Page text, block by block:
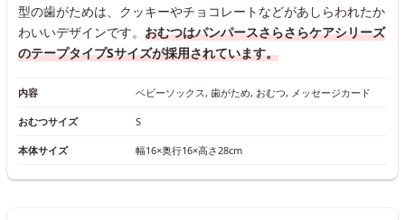
型の歯がためは、クッキーやチョコレートなどがあしらわれたか
わいいデザインです。 おむつはパンパースさらさらケアシリーズ
のテープタイプSサイズが採用されています。
内容 ベビーソックス, 歯がため, おむつ, メッセージカード
おむつサイズ S
本体サイズ 幅16×奥行16×高さ28cm